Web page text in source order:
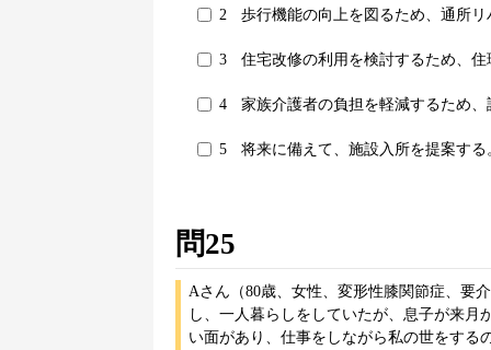
2 歩行機能の向上を図るため、通所
3 住宅改修の利用を検討するため、
4 家族介護者の負担を軽減するため
5 将来に備えて、施設入所を提案する
問25
Aさん（80歳、女性、変形性膝関節症、要
し、一人暮らしをしていたが、息子が来
い面があり、仕事をしながら私の世をする